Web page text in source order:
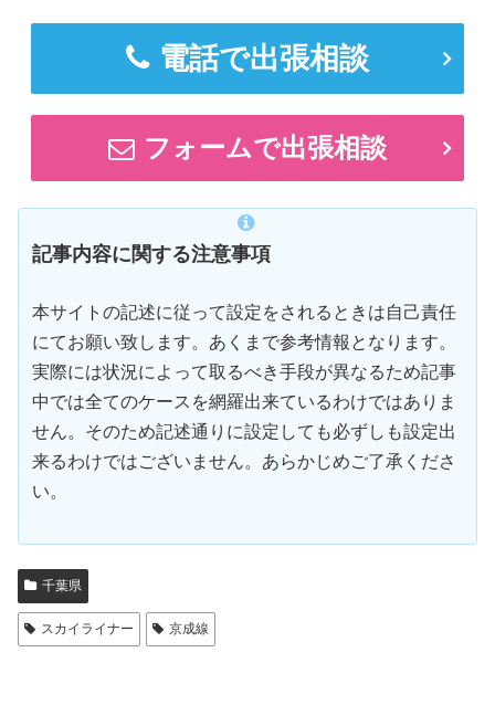
電話で出張相談
フォームで出張相談
記事内容に関する注意事項
本サイトの記述に従って設定をされるときは自己責任
にてお願い致します。あくまで参考情報となります。
実際には状況によって取るべき手段が異なるため記事
中では全てのケースを網羅出来ているわけではありま
せん。そのため記述通りに設定しても必ずしも設定出
来るわけではございません。あらかじめご了承くださ
い。
千葉県
スカイライナー 京成線